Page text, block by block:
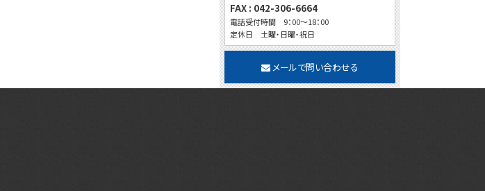
FAX : 042-306-6664
電話受付時間 9：00～18：00
定休日 土曜・日曜・祝日
メールで問い合わせる